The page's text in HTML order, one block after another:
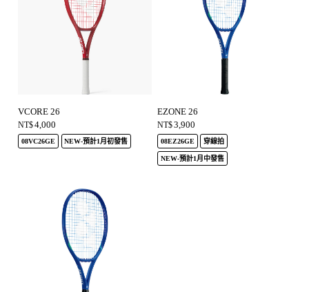
VCORE 26
NT$4,000
08VC26GE NEW-預計1月初發售
EZONE 26
NT$3,900
08EZ26GE 穿線拍
NEW-預計1月中發售